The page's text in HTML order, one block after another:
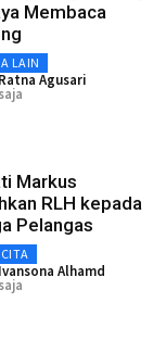
Membaca
LAIN
Ratna Agusari
Markus
RLH kepada
Pelangas
Ivansona Alhamd